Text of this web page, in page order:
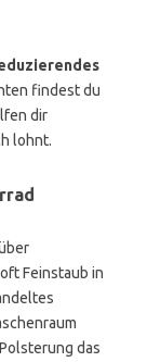
findest du
dir
lohnt.
Feinstaub in
das